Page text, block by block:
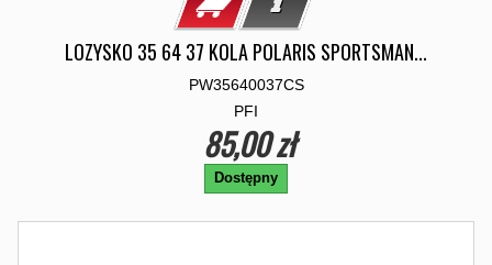
LOZYSKO 35 64 37 KOLA POLARIS SPORTSMAN...
PW35640037CS
PFI
85,00 zł
Dostępny